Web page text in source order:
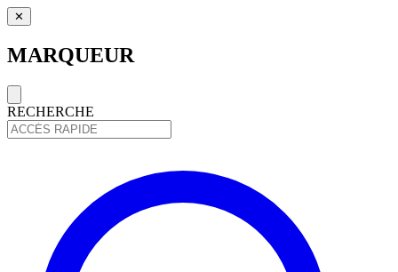
✕
MARQUEUR
RECHERCHE